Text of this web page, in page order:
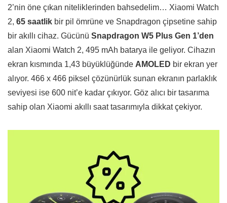
2’nin öne çıkan niteliklerinden bahsedelim… Xiaomi Watch
2, 65 saatlik bir pil ömrüne ve Snapdragon çipsetine sahip
bir akıllı cihaz. Gücünü Snapdragon W5 Plus Gen 1’den
alan Xiaomi Watch 2, 495 mAh batarya ile geliyor. Cihazın
ekran kısmında 1,43 büyüklüğünde AMOLED bir ekran yer
alıyor. 466 x 466 piksel çözünürlük sunan ekranın parlaklık
seviyesi ise 600 nit’e kadar çıkıyor. Göz alıcı bir tasarıma
sahip olan Xiaomi akıllı saat tasarımıyla dikkat çekiyor.